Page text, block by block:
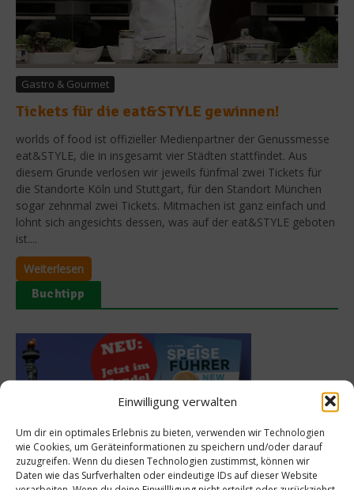
Einwilligung verwalten
Um dir ein optimales Erlebnis zu bieten, verwenden wir Technologien
wie Cookies, um Geräteinformationen zu speichern und/oder darauf
zuzugreifen. Wenn du diesen Technologien zustimmst, können wir
Daten wie das Surfverhalten oder eindeutige IDs auf dieser Website
Gastro & Gourmet
Tickets für die eat&STYLE gewinnen!
worlds of food ist offizieller Medienpartner der Genussmesse
eat&STYLE, die in insgesamt vier Städten stattfindet. Aus
diesem Grunde verlosen wir jeweils fünfmal zwei Tickets für
die Standorte Köln und Stuttgart, für den Standort München
sogar zehnmal zwei Tickets. Mitmachen ist ganz einfach und
lohnt sich angesichts dessen, was auf der eat&STYLE geboten
ist....
Weiterlesen
Buchtipp